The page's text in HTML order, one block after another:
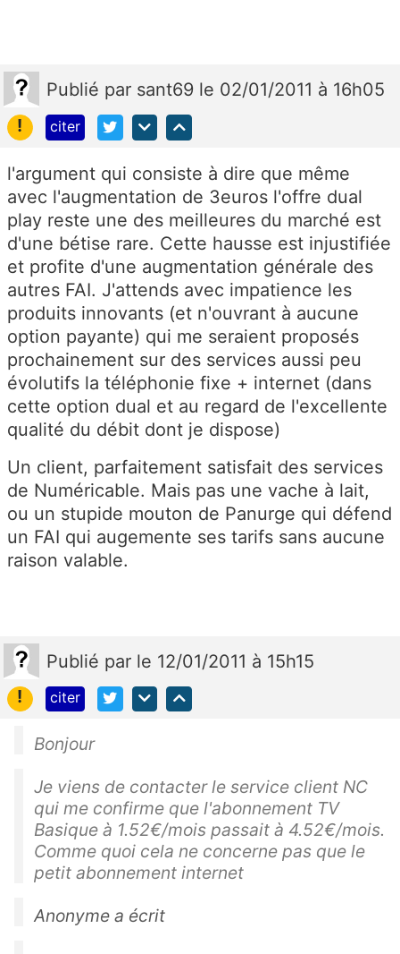
Publié par sant69 le 02/01/2011 à 16h05
!
citer
l'argument qui consiste à dire que même
avec l'augmentation de 3euros l'offre dual
play reste une des meilleures du marché est
d'une bétise rare. Cette hausse est injustifiée
et profite d'une augmentation générale des
autres FAI. J'attends avec impatience les
produits innovants (et n'ouvrant à aucune
option payante) qui me seraient proposés
prochainement sur des services aussi peu
évolutifs la téléphonie fixe + internet (dans
cette option dual et au regard de l'excellente
qualité du débit dont je dispose)
Un client, parfaitement satisfait des services
de Numéricable. Mais pas une vache à lait,
ou un stupide mouton de Panurge qui défend
un FAI qui augemente ses tarifs sans aucune
raison valable.
Publié par le 12/01/2011 à 15h15
!
citer
Bonjour
Je viens de contacter le service client NC
qui me confirme que l'abonnement TV
Basique à 1.52€/mois passait à 4.52€/mois.
Comme quoi cela ne concerne pas que le
petit abonnement internet
Anonyme a écrit